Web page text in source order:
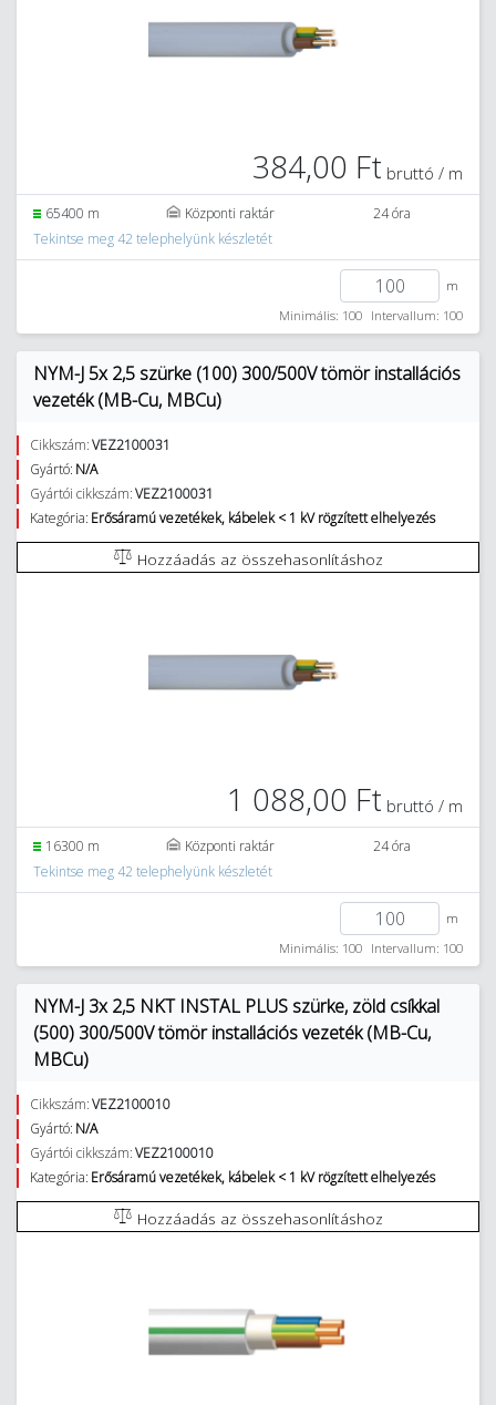
384,00 Ft bruttó / m
65400 m Központi raktár
24 óra
Tekintse meg 42 telephelyünk készletét
m
Minimális: 100 Intervallum: 100
NYM-J 5x 2,5 szürke (100) 300/500V tömör installációs
vezeték (MB-Cu, MBCu)
Cikkszám:VEZ2100031
Gyártó: N/A
Gyártói cikkszám:VEZ2100031
Kategória: Erősáramú vezetékek, kábelek < 1 kV rögzített elhelyezés
Hozzáadás az összehasonlításhoz
1 088,00 Ft bruttó / m
16300 m Központi raktár
24 óra
Tekintse meg 42 telephelyünk készletét
m
Minimális: 100 Intervallum: 100
NYM-J 3x 2,5 NKT INSTAL PLUS szürke, zöld csíkkal
(500) 300/500V tömör installációs vezeték (MB-Cu,
MBCu)
Cikkszám:VEZ2100010
Gyártó: N/A
Gyártói cikkszám:VEZ2100010
Kategória: Erősáramú vezetékek, kábelek < 1 kV rögzített elhelyezés
Hozzáadás az összehasonlításhoz